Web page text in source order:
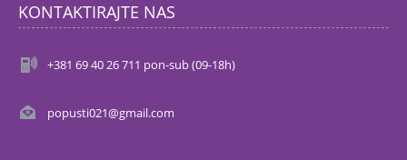
KONTAKTIRAJTE NAS
+381 69 40 26 711 pon-sub (09-18h)
popusti021@gmail.com